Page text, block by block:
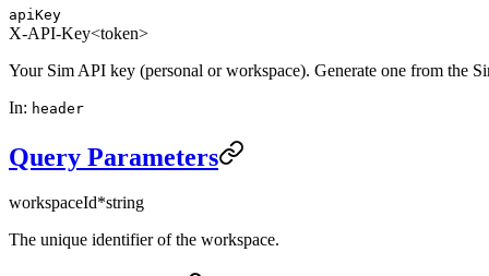
apiKey
X-API-Key<token>
Your Sim API key (personal or workspace). Generate one from the
In: header
Query Parameters
workspaceId*string
The unique identifier of the workspace.